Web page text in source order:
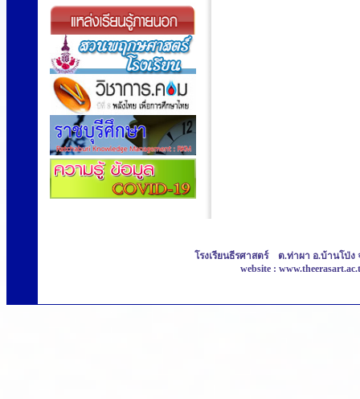
โรงเรียนธีรศาสตร์ ต.ท่าผา อ.บ้านโป่ง
website :